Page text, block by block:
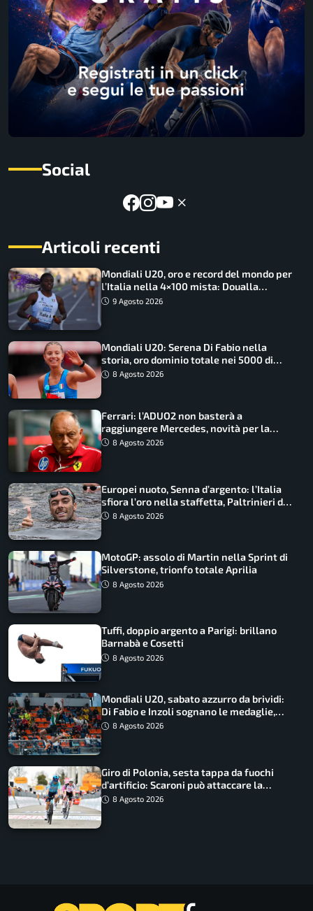
Social
Articoli recenti
Mondiali U20, oro e record del mondo per
l’Italia nella 4×100 mista: Doualla
straordinaria
9 Agosto 2026
Mondiali U20: Serena Di Fabio nella
storia, oro dominio totale nei 5000 di
marcia
8 Agosto 2026
Ferrari: l’ADUO2 non basterà a
raggiungere Mercedes, novità per la
Macarena
8 Agosto 2026
Europei nuoto, Senna d’argento: l’Italia
sfiora l’oro nella staffetta, Paltrinieri da
urlo, il bilancio azzurro
8 Agosto 2026
MotoGP: assolo di Martin nella Sprint di
Silverstone, trionfo totale Aprilia
8 Agosto 2026
Tuffi, doppio argento a Parigi: brillano
Barnabà e Cosetti
8 Agosto 2026
Mondiali U20, sabato azzurro da brividi:
Di Fabio e Inzoli sognano le medaglie,
Castellani e Succo in finale
8 Agosto 2026
Giro di Polonia, sesta tappa da fuochi
d’artificio: Scaroni può attaccare la
maglia di Lemmen
8 Agosto 2026